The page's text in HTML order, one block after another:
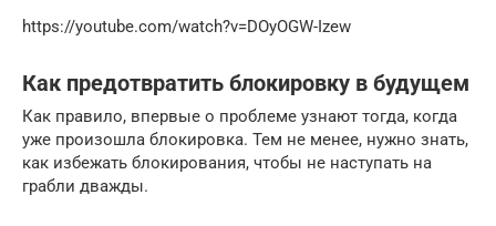
https://youtube.com/watch?v=DOyOGW-Izew
Как предотвратить блокировку в будущем
Как правило, впервые о проблеме узнают тогда, когда
уже произошла блокировка. Тем не менее, нужно знать,
как избежать блокирования, чтобы не наступать на
грабли дважды.